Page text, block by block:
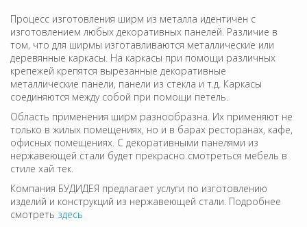
Процесс изготовления ширм из металла идентичен с
изготовлением любых декоративных панелей. Различие в
том, что для ширмы изготавливаются металлические или
деревянные каркасы. На каркасы при помощи различных
крепежей крепятся вырезанные декоративные
металлические панели, панели из стекла и т.д. Каркасы
соединяются между собой при помощи петель.
Область применения ширм разнообразна. Их применяют не
только в жилых помещениях, но и в барах ресторанах, кафе,
офисных помещениях. С декоративными панелями из
нержавеющей стали будет прекрасно смотреться мебель в
стиле хай тек.
Компания БУДИДЕЯ предлагает услуги по изготовлению
изделий и конструкций из нержавеющей стали. Подробнее
смотреть здесь